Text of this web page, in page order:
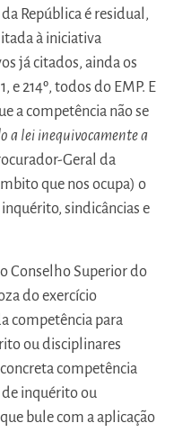
República é residual,
à iniciativa
já citados, ainda os
e 214º, todos do EMP. E
a competência não se
a lei inequivocamente a
Geral da
que nos ocupa) o
sindicâncias e
Conselho Superior do
do exercício
competência para
ou disciplinares
competência
de inquérito ou
bule com a aplicação